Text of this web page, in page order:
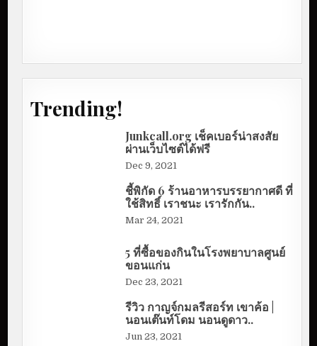
Trending!
Junkcall.org เช็คเบอร์น่าสงสัย
ผ่านเว็บไซต์ได้ฟรี
Dec 9, 2021
ชี้พิกัด 6 ร้านอาหารบรรยากาศดี ที่
ใช้สิทธิ์ เราชนะ เรารักกัน..
Mar 24, 2021
5 ที่ซื้อของกินในโรงพยาบาลศูนย์
ขอนแก่น
Dec 23, 2021
รีวิว กาญจ์กมลรีสอร์ท เขาค้อ |
นอนเต๊นท์โดม นอนดูดาว..
Jun 23, 2021